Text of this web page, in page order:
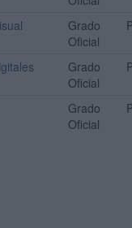
Grado
Oficial
Grado
Oficial
Grado
Oficial